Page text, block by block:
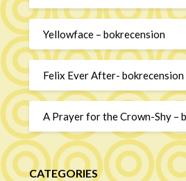
Yellowface – bokrecension
Felix Ever After- bokrecension
A Prayer for the Crown-Shy –
CATEGORIES